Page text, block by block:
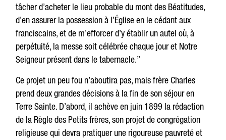
tâcher d’acheter le lieu probable du mont des Béatitudes,
d’en assurer la possession à l’Église en le cédant aux
franciscains, et de m’efforcer d’y établir un autel où, à
perpétuité, la messe soit célébrée chaque jour et Notre
Seigneur présent dans le tabernacle.”
Ce projet un peu fou n’aboutira pas, mais frère Charles
prend deux grandes décisions à la fin de son séjour en
Terre Sainte. D’abord, il achève en juin 1899 la rédaction
de la Règle des Petits frères, son projet de congrégation
religieuse qui devra pratiquer une rigoureuse pauvreté et